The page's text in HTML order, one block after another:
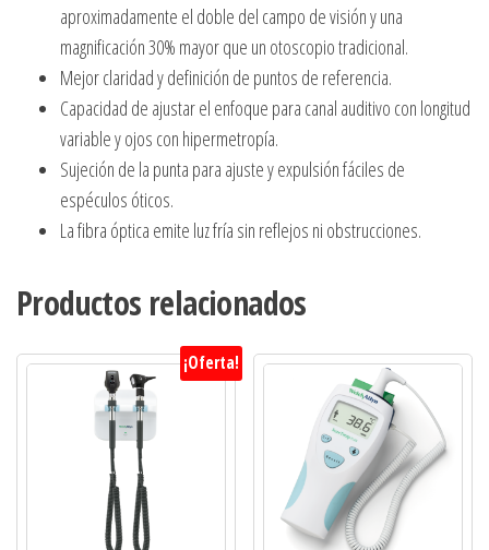
aproximadamente el doble del campo de visión y una
magnificación 30% mayor que un otoscopio tradicional.
Mejor claridad y definición de puntos de referencia.
Capacidad de ajustar el enfoque para canal auditivo con longitud
variable y ojos con hipermetropía.
Sujeción de la punta para ajuste y expulsión fáciles de
espéculos óticos.
La fibra óptica emite luz fría sin reflejos ni obstrucciones.
Productos relacionados
¡Oferta!